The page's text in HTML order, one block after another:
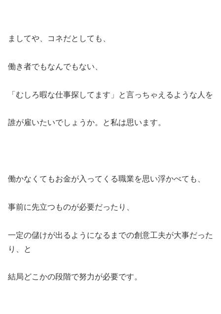
ましてや、コネだとしても、
働き者でもなんでもない、
「むしろ暇な仕事探してます」と言っちゃえるような人を
誰が雇いたいでしょうか。と私は思います。
働かなくてもお金が入ってくる職業を思い浮かべても、
事前に先立つものが必要だったり、
一定の儲けが出るようになるまでの創意工夫が大事だった
り、と
結局どこかの段階で努力が必要です。